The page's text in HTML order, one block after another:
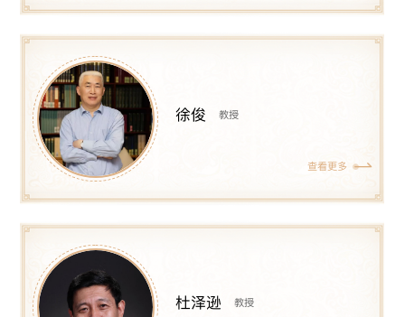
徐俊 教授
查看更多
杜泽逊 教授